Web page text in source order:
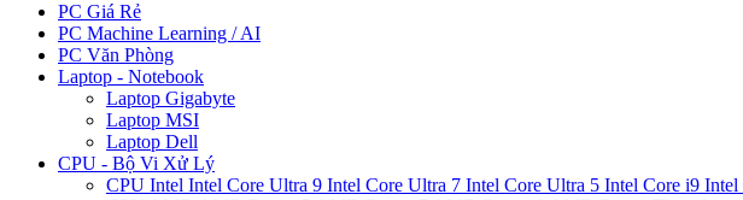
PC Giá Rẻ
PC Machine Learning / AI
PC Văn Phòng
Laptop - Notebook
Laptop Gigabyte
Laptop MSI
Laptop Dell
CPU - Bộ Vi Xử Lý
CPU Intel Intel Core Ultra 9 Intel Core Ultra 7 Intel Core Ultra 5 Intel Core i9 Intel